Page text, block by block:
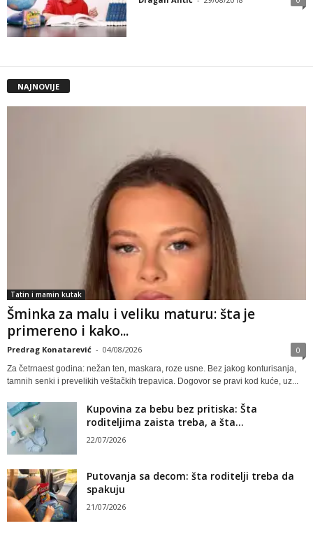
NAJNOVIJE
Tatin i mamin kutak
Šminka za malu i veliku maturu: šta je
primereno i kako...
Predrag Konatarević - 04/08/2026 0
Za četrnaest godina: nežan ten, maskara, roze usne. Bez jakog konturisanja,
tamnih senki i prevelikih veštačkih trepavica. Dogovor se pravi kod kuće, uz...
Kupovina za bebu bez pritiska: Šta
roditeljima zaista treba, a šta...
22/07/2026
Putovanja sa decom: šta roditelji treba da
spakuju
21/07/2026